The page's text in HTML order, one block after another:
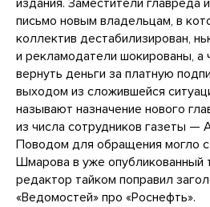
издания. Заместители главреда
письмо новым владельцам, в
коллектив дестабилизирован,
и рекламодатели шокированы, а
вернуть деньги за платную
выходом из сложившейся
называют назначение нового
из числа сотрудников газеты —
Поводом для обращения могло
Шмарова в уже опубликованный
редактор тайком поправил
«Ведомостей» про «Роснефть».